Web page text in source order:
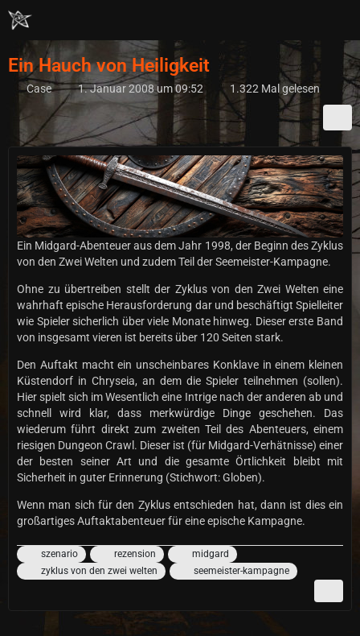
Ein Hauch von Heiligkeit
Case 1. Januar 2008 um 09:52 1.322 Mal gelesen
Ein Midgard-Abenteuer aus dem Jahr 1998, der Beginn des Zyklus
von den Zwei Welten und zudem Teil der Seemeister-Kampagne.
Ohne zu übertreiben stellt der Zyklus von den Zwei Welten eine
wahrhaft epische Herausforderung dar und beschäftigt Spielleiter
wie Spieler sicherlich über viele Monate hinweg. Dieser erste Band
von insgesamt vieren ist bereits über 120 Seiten stark.
Den Auftakt macht ein unscheinbares Konklave in einem kleinen
Küstendorf in Chryseia, an dem die Spieler teilnehmen (sollen).
Hier spielt sich im Wesentlich eine Intrige nach der anderen ab und
schnell wird klar, dass merkwürdige Dinge geschehen. Das
wiederum führt direkt zum zweiten Teil des Abenteuers, einem
riesigen Dungeon Crawl. Dieser ist (für Midgard-Verhätnisse) einer
der besten seiner Art und die gesamte Örtlichkeit bleibt mit
Sicherheit in guter Erinnerung (Stichwort: Globen).
Wenn man sich für den Zyklus entschieden hat, dann ist dies ein
großartiges Auftaktabenteuer für eine epische Kampagne.
szenario rezension
midgard
zyklus von den zwei welten
seemeister-kampagne